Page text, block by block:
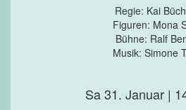
Regie: Kai
Figuren: Mona
Bühne: Ralf
Musik: Simone
Sa 31. Januar |